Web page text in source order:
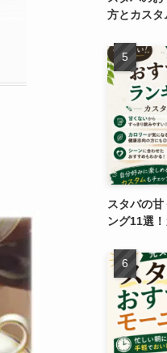
方とカスタ
スタバの
ング11選